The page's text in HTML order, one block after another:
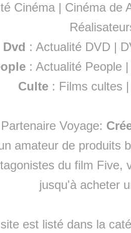
Cinéma | Cinéma de
Dvd : Actualité DVD |
:Actualité People
Culte : Films cultes
Partenaire Voyage:
amateur de produits
du film Five,
jusqu'à acheter
est listé dans la